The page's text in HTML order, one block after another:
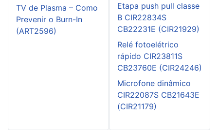
TV de Plasma – Como
Prevenir o Burn-In
(ART2596)
Etapa push pull classe
B CIR22834S
CB22231E (CIR21929)
Relé fotoelétrico
rápido CIR23811S
CB23760E (CIR24246)
Microfone dinâmico
CIR22087S CB21643E
(CIR21179)